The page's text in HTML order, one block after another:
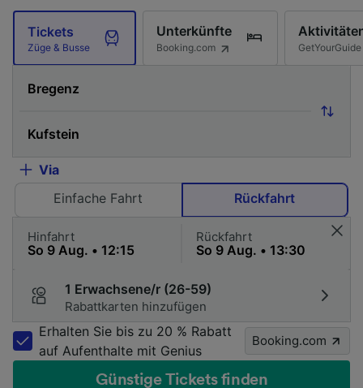
Tickets
Züge & Busse
Unterkünfte
Booking.com GetYourGuide
Via
Einfache Fahrt
Rückfahrt
Hinfahrt Rückfahrt
1 Erwachsene/r (26-59)
Rabattkarten hinzufügen
Erhalten Sie bis zu 20 % Rabatt
auf Aufenthalte mit Genius
Booking.com
Günstige Tickets finden